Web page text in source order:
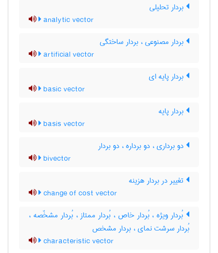
بردار تحلیلی
analytic vector
بردار مصنوعی ، بردار ساختگی
artificial vector
بردار پایه ای
basic vector
بردار پایه
basis vector
دو برداری ، دو برداره ، دو بردار
bivector
تغییر در بردار هزینه
change of cost vector
بُردار ویژه ، بُردار خاص ، بُردار ممتاز ، بُردار مشخّصه ،
بُردار سرشت نمای ، بردار مشخص
characteristic vector